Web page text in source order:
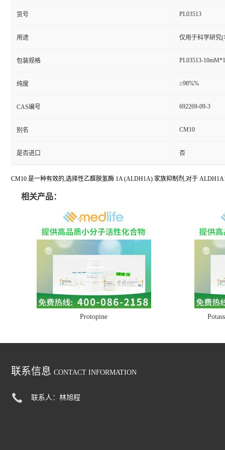
货号 PL03513
用途 仅用于科学研究
包装规格 PL03513-
纯度 ≥98%%
CAS编号 692269-09-3
别名 CM10
是否进口 否
CM10 是一种有效的,选择性乙醛脱氢酶 1A (ALDH1A) 家族抑制剂,对于
相关产品：
Protopine
联系信息 CONTACT INFORMATION
联系人：林旭程